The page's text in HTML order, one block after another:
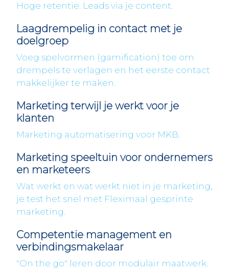
Hoge retentie. Leads via je content.
Laagdrempelig in contact met je
doelgroep
Voeg spelvormen (gamification) toe om
drempels te verlagen en het eerste contact
makkelijker te maken.
Marketing terwijl je werkt voor je
klanten
Marketing automatisering voor MKB.
Marketing speeltuin voor ondernemers
en marketeers
Wat werkt en wat werkt niet in je marketing,
je test het snel met Fleximaal gesprinte
marketing.
Competentie management en
verbindingsmakelaar
"On the go" leren door modulair maatwerk.